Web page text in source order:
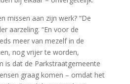
missen aan zijn werk? “De
aarzeling. “En voor de
meer van mezelf in de
nog vrijer te worden,
is dat de Parkstraatgemeente
graag komen – omdat het